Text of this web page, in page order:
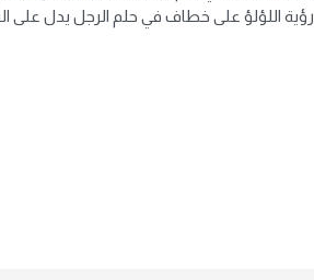
رؤية اللؤلؤ على خطاف في حلم الرجل يدل على